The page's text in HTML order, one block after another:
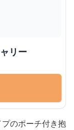
リー
のポーチ付き抱